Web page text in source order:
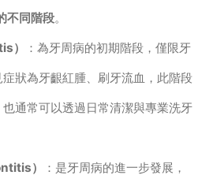
不同階段。
）
：為牙周病的初期階段，僅限牙
狀為牙齦紅腫、刷牙流血，此階段
也通常可以透過日常清潔與專業洗牙
）
：是牙周病的進一步發展，